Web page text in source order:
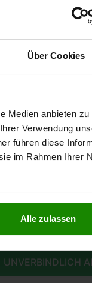
Über Cookies
Medien anbieten zu
Verwendung
führen diese
im Rahmen Ihrer
Alle zulassen
UNVERBINDLICH